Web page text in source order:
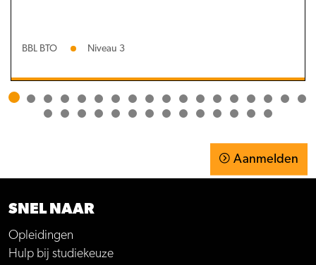
BBL BTO Niveau 3
Aanmelden
SNEL NAAR
Opleidingen
Hulp bij studiekeuze